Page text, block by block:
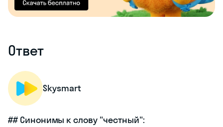
Ответ
Skysmart
## Синонимы к слову "честный":